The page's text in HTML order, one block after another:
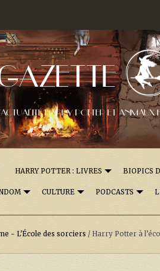
HARRY POTTER ET ANIMAUX
HARRY POTTER : LIVRES BIOPICS
CULTURE PODCASTS
- L'École des sorciers / Harry Potter à